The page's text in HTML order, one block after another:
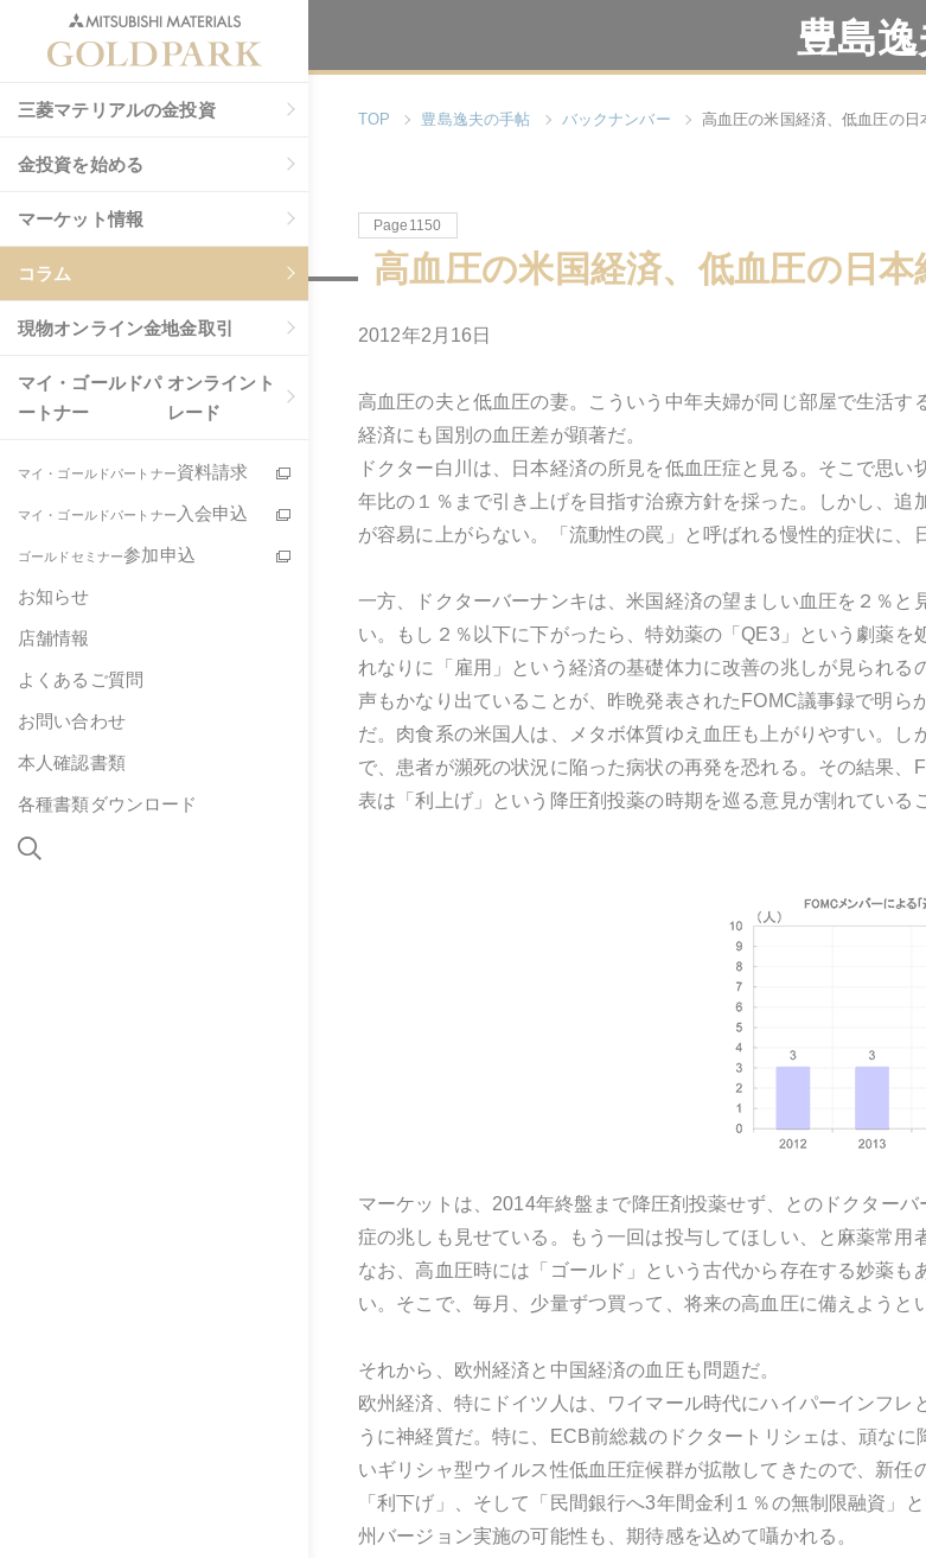
三菱マテリアルの金投資
金投資を始める
マーケット情報
コラム
現物オンライン金地金取引
マイ・ゴールドパ
ートナー
オンライント
レード
マイ・ゴールドパートナー資料請求
マイ・ゴールドパートナー 入会申込
ゴールドセミナー参加申込
お知らせ
店舗情報
よくあるご質問
お問い合わせ
本人確認書類
各種書類ダウンロード
豊島
TOP 豊島逸夫の手帖 バックナンバー 高血圧の米国経済、低血圧の日
Page1150
高血圧の米国経済、低血圧の日本
2012年2月16日
高血圧の夫と低血圧の妻。こういう中年夫婦が同じ部屋で生活す
経済にも国別の血圧差が顕著だ。
ドクター白川は、日本経済の所見を低血圧症と見る。そこで思
年比の１％まで引き上げを目指す治療方針を採った。しかし、
が容易に上がらない。「流動性の罠」と呼ばれる慢性的症状に、
一方、ドクターバーナンキは、米国経済の望ましい血圧を２％
い。もし２％以下に下がったら、特効薬の「QE3」という劇薬
れなりに「雇用」という経済の基礎体力に改善の兆しが見られ
声もかなり出ていることが、昨晩発表されたFOMC議事録で明
だ。肉食系の米国人は、メタボ体質ゆえ血圧も上がりやすい。
で、患者が瀕死の状況に陥った病状の再発を恐れる。その結果
表は「利上げ」という降圧剤投薬の時期を巡る意見が割れている
マーケットは、2014年終盤まで降圧剤投薬せず、とのドクター
症の兆しも見せている。もう一回は投与してほしい、と麻薬常用
なお、高血圧時には「ゴールド」という古代から存在する妙薬
い。そこで、毎月、少量ずつ買って、将来の高血圧に備えようと
それから、欧州経済と中国経済の血圧も問題だ。
欧州経済、特にドイツ人は、ワイマール時代にハイパーインフ
うに神経質だ。特に、ECB前総裁のドクタートリシェは、頑な
いギリシャ型ウイルス性低血圧症候群が拡散してきたので、新
「利下げ」、そして「民間銀行へ3年間金利１％の無制限融資
州バージョン実施の可能性も、期待感を込めて囁かれる。